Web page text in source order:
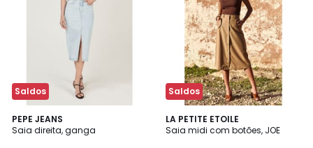
Saldos
PEPE JEANS
Saia direita, ganga
Saldos
LA PETITE ETOILE
Saia midi com botões, JOE